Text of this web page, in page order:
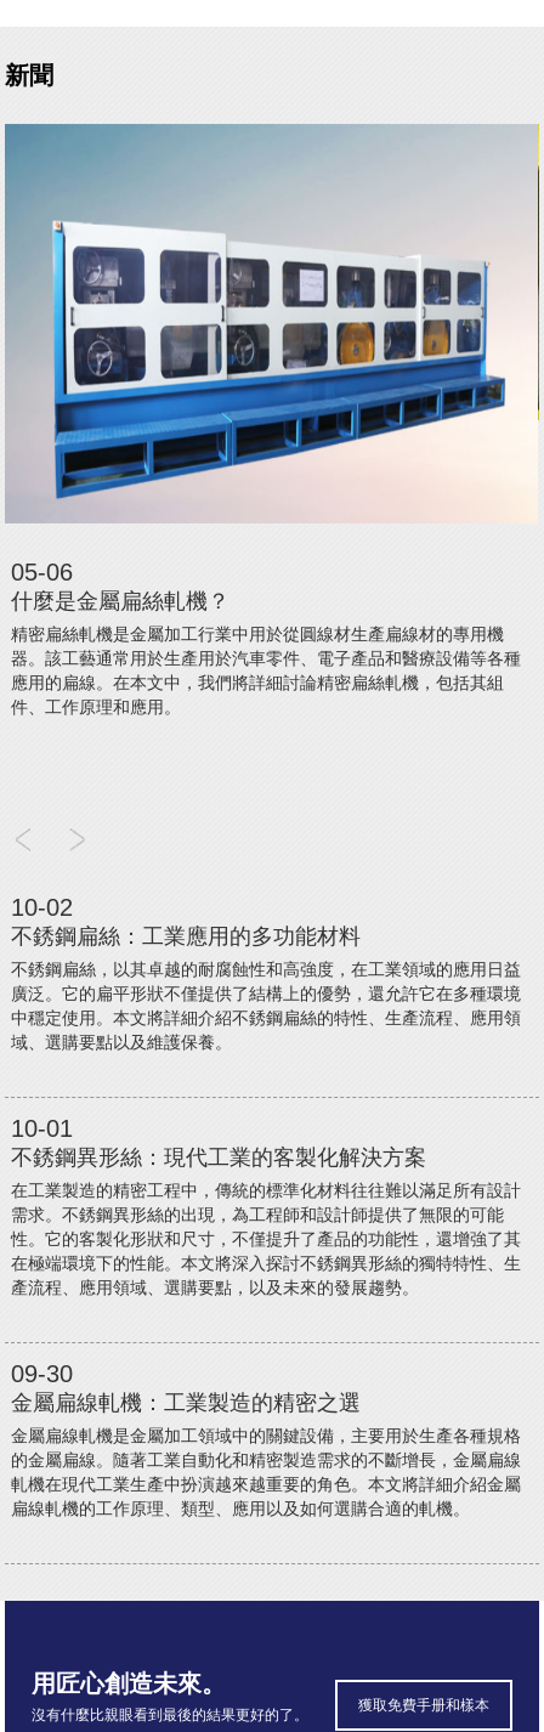
新聞
05-06
什麼是金屬扁絲軋機？
精密扁絲軋機是金屬加工行業中用於從圓線材生產扁線材的專用機
器。該工藝通常用於生產用於汽車零件、電子產品和醫療設備等各種
應用的扁線。在本文中，我們將詳細討論精密扁絲軋機，包括其組
件、工作原理和應用。
10-02
不銹鋼扁絲：工業應用的多功能材料
不銹鋼扁絲，以其卓越的耐腐蝕性和高強度，在工業領域的應用日益
廣泛。它的扁平形狀不僅提供了結構上的優勢，還允許它在多種環境
中穩定使用。本文將詳細介紹不銹鋼扁絲的特性、生產流程、應用領
域、選購要點以及維護保養。
10-01
不銹鋼異形絲：現代工業的客製化解決方案
​在工業製造的精密工程中，傳統的標準化材料往往難以滿足所有設計
需求。不銹鋼異形絲的出現，為工程師和設計師提供了無限的可能
性。它的客製化形狀和尺寸，不僅提升了產品的功能性，還增強了其
在極端環境下的性能。本文將深入探討不銹鋼異形絲的獨特特性、生
產流程、應用領域、選購要點，以及未來的發展趨勢。
09-30
金屬扁線軋機：工業製造的精密之選
金屬扁線軋機是金屬加工領域中的關鍵設備，主要用於生產各種規格
的金屬扁線。隨著工業自動化和精密製造需求的不斷增長，金屬扁線
軋機在現代工業生產中扮演越來越重要的角色。本文將詳細介紹金屬
扁線軋機的工作原理、類型、應用以及如何選購合適的軋機。
用匠心創造未來。
沒有什麼比親眼看到最後的結果更好的了。
獲取免費手册和樣本